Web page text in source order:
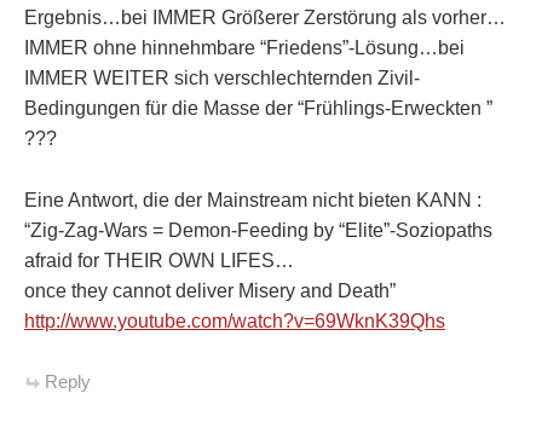
Ergebnis…bei IMMER Größerer Zerstörung als vorher…
IMMER ohne hinnehmbare “Friedens”-Lösung…bei
IMMER WEITER sich verschlechternden Zivil-
Bedingungen für die Masse der “Frühlings-Erweckten ”
???
Eine Antwort, die der Mainstream nicht bieten KANN :
“Zig-Zag-Wars = Demon-Feeding by “Elite”-Soziopaths
afraid for THEIR OWN LIFES…
once they cannot deliver Misery and Death”
http://www.youtube.com/watch?v=69WknK39Qhs
Reply